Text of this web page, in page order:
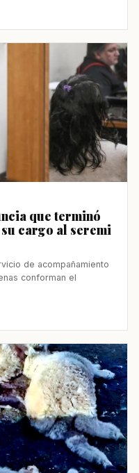
que terminó
cargo al seremi
de acompañamiento
conforman el